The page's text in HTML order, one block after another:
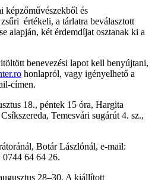
képzőművészekből és
értékeli, a tárlatra beválasztott
alapján, két érdemdíjat osztanak ki a
benevezési lapot kell benyújtani,
honlapról, vagy igényelhető a
címen.
18., péntek 15 óra, Hargita
Temesvári sugárút 4. sz.,
Botár Lászlónál, e-mail:
0744 64 64 26.
28–30. A kiállított